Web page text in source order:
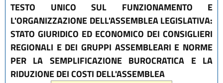
TESTO UNICO SUL FUNZIONAMENTO E
L'ORGANIZZAZIONE DELL'ASSEMBLEA LEGISLATIVA:
STATO GIURIDICO ED ECONOMICO DEI CONSIGLIERI
REGIONALI E DEI GRUPPI ASSEMBLEARI E NORME
PER LA SEMPLIFICAZIONE BUROCRATICA E LA
RIDUZIONE DEI COSTI DELL'ASSEMBLEA